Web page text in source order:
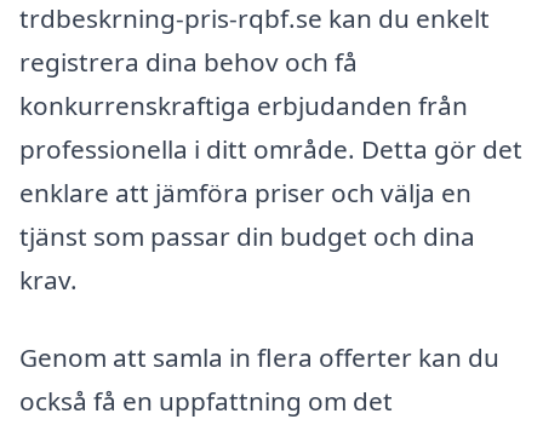
trdbeskrning-pris-rqbf.se kan du enkelt
registrera dina behov och få
konkurrenskraftiga erbjudanden från
professionella i ditt område. Detta gör det
enklare att jämföra priser och välja en
tjänst som passar din budget och dina
krav.
Genom att samla in flera offerter kan du
också få en uppfattning om det